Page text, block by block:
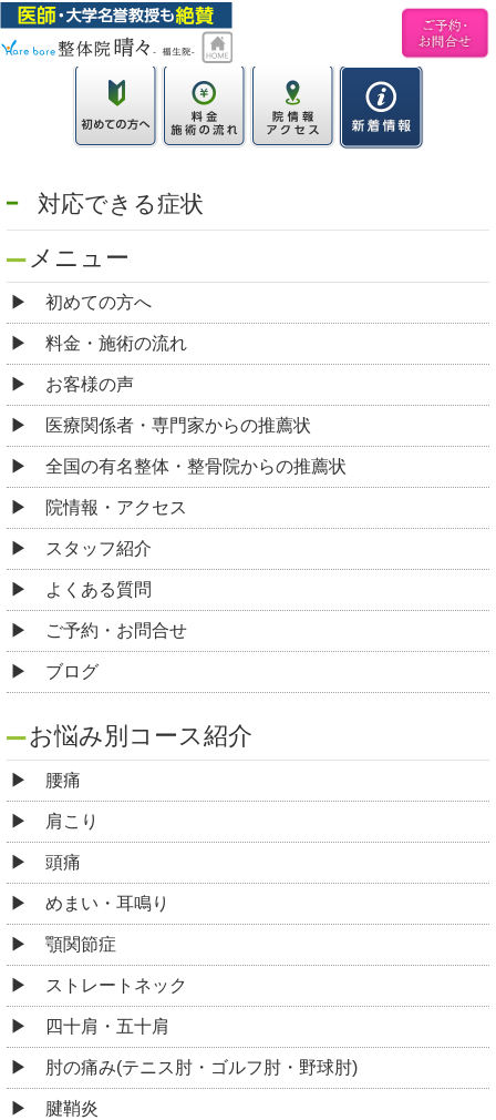
対応できる症状
メニュー
初めての方へ
料金・施術の流れ
お客様の声
医療関係者・専門家からの推薦状
全国の有名整体・整骨院からの推薦状
院情報・アクセス
スタッフ紹介
よくある質問
ご予約・お問合せ
ブログ
お悩み別コース紹介
腰痛
肩こり
頭痛
めまい・耳鳴り
顎関節症
ストレートネック
四十肩・五十肩
肘の痛み(テニス肘・ゴルフ肘・野球肘)
腱鞘炎